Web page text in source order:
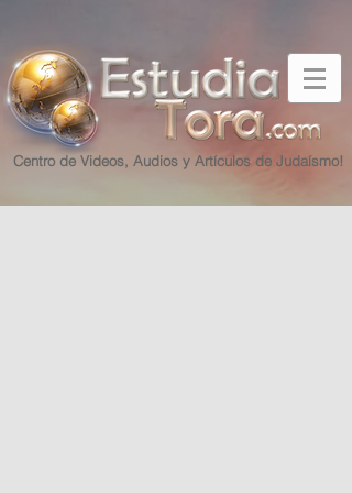
Centro de Videos, Audios y Artículos de Judaísmo!